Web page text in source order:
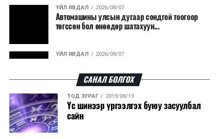
ашигладаг бол Нидерландад төвлөрсөн лаг
боловсруулах үйлдвэрүүдээр дулаан, цахилгаан
эрчим хүч үйлдвэрлэдэг.
Ийнхүү лаг хатаах, шатаах технологийг лагийн
эзлэхүүнийг бууруулахын зэрэгцээ эрчим хүч
үйлдвэрлэх, нөөцийг дахин ашиглах чиглэлээр олон
улсад өргөн ашиглаж байна.
ҮЙЛ ЯВДАЛ 2026/08/07
Автомашины улсын дугаар сондгой тоогоор
төгссөн бол өнөөдөр шатахуун...
ҮЙЛ ЯВДАЛ 2026/08/07
ДЭЛХИЙ НИЙТЭЭР.. 2026/08/06
“Уралдронзавод” компанийн ерөнхий
захирлын автомашиныг дэлбэлжээ...
САНАЛ БОЛГОХ
ТОД ЗУРАГ 2019/08/19
Үс шинээр үргээлгэх буюу засуулбал
сайн